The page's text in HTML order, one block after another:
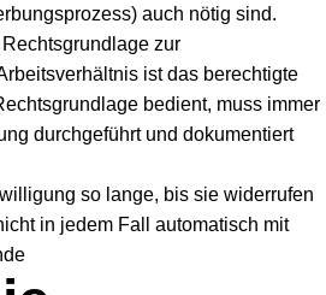
auch nötig sind.
zur
ist das berechtigte
bedient, muss immer
durchgeführt und dokumentiert
so lange, bis sie widerrufen
in jedem Fall automatisch mit